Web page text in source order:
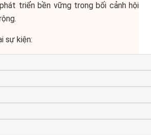
triển bền vững trong bối cảnh hội
sự kiện: